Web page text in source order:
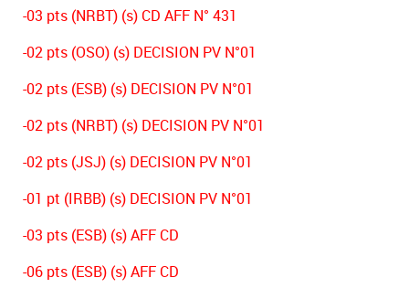
-03 pts (NRBT) (s) CD AFF N° 431
-02 pts (OSO) (s) DECISION PV N°01
-02 pts (ESB) (s) DECISION PV N°01
-02 pts (NRBT) (s) DECISION PV N°01
-02 pts (JSJ) (s) DECISION PV N°01
-01 pt (IRBB) (s) DECISION PV N°01
-03 pts (ESB) (s) AFF CD
-06 pts (ESB) (s) AFF CD